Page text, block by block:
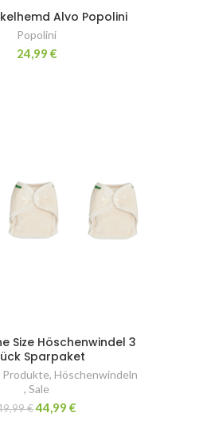
Alvo Popolini
Popolini
24,99 €
Size Höschenwindel 3
Sparpaket
Produkte, Höschenwindeln
,Sale
€ 44,99€